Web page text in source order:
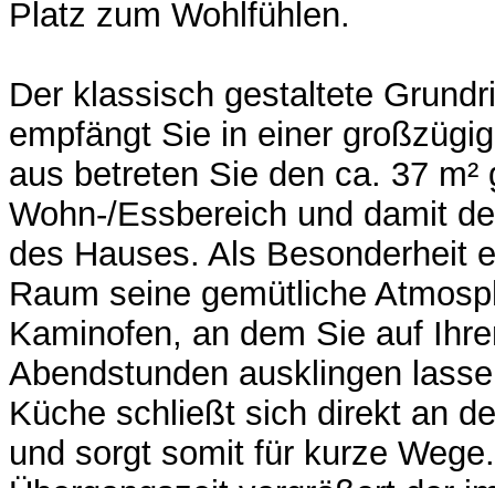
Platz zum Wohlfühlen.
Der klassisch gestaltete
empfängt Sie in einer
aus betreten Sie den ca. 37 m²
Wohn-/Essbereich und damit
des Hauses. Als Besonderheit
Raum seine gemütliche
Kaminofen, an dem Sie auf
Abendstunden ausklingen
Küche schließt sich direkt an
und sorgt somit für kurze